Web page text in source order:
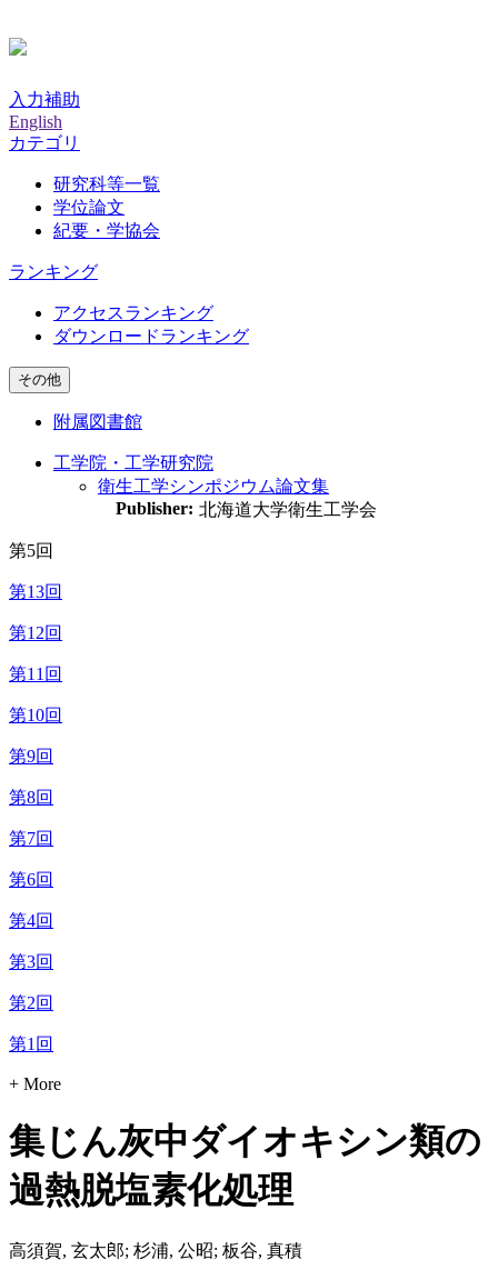
入力補助
English
カテゴリ
研究科等一覧
学位論文
紀要・学協会
ランキング
アクセスランキング
ダウンロードランキング
その他
附属図書館
工学院・工学研究院
衛生工学シンポジウム論文集
Publisher: 北海道大学衛生工学会
第5回
第13回
第12回
第11回
第10回
第9回
第8回
第7回
第6回
第4回
第3回
第2回
第1回
+ More
集じん灰中ダイオキシン類の
過熱脱塩素化処理
高須賀, 玄太郎; 杉浦, 公昭; 板谷, 真積